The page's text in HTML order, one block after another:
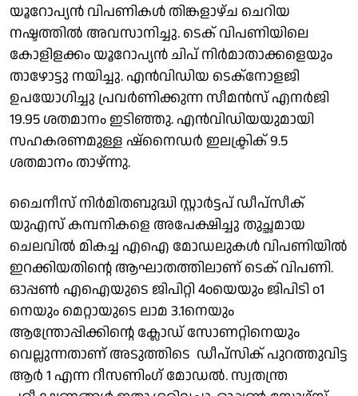
യൂറോപ്യൻ വിപണികൾ തിങ്കളാഴ്ച ചെറിയ
നഷ്ടത്തിൽ അവസാനിച്ചു. ടെക് വിപണിയിലെ
കോളിളക്കം യൂറോപ്യൻ ചിപ് നിർമാതാക്കളെയും
താഴോട്ടു നയിച്ചു. എൻവിഡിയ ടെക്നോളജി
ഉപയോഗിച്ചു പ്രവർണിക്കുന്ന സീമൻസ് എനർജി
19.95 ശതമാനം ഇടിഞ്ഞു. എൻവിഡിയയുമായി
സഹകരണമുള്ള ഷ്നൈഡർ ഇലക്ട്രിക് 9.5
ശതമാനം താഴ്ന്നു.
ചൈനീസ് നിർമിതബുദ്ധി സ്റ്റാർട്ടപ് ഡീപ്സീക്
യുഎസ് കമ്പനികളെ അപേക്ഷിച്ചു തുച്ഛമായ
ചെലവിൽ മികച്ച എഐ മോഡലുകൾ വിപണിയിൽ
ഇറക്കിയതിൻ്റെ ആഘാതത്തിലാണ് ടെക് വിപണി.
ഓപ്പൺ എഐയുടെ ജിപിറ്റി 4oയെയും ജിപിടി o1
നെയും മെറ്റായുടെ ലാമ 3.1നെയും
ആന്ത്രോപ്പിക്കിൻ്റെ ക്ലോഡ് സോണറ്റിനെയും
വെല്ലുന്നതാണ് അടുത്തിടെ ഡീപ്സിക് പുറത്തുവിട്ട
ആർ 1 എന്ന റീസണിംഗ് മോഡൽ. സ്വതന്ത്ര